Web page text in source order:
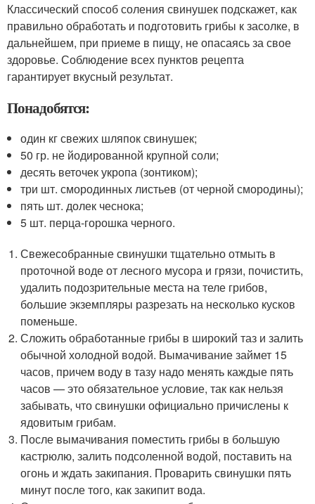
Классический способ соления свинушек подскажет, как
правильно обработать и подготовить грибы к засолке, в
дальнейшем, при приеме в пищу, не опасаясь за свое
здоровье. Соблюдение всех пунктов рецепта
гарантирует вкусный результат.
Понадобятся:
один кг свежих шляпок свинушек;
50 гр. не йодированной крупной соли;
десять веточек укропа (зонтиком);
три шт. смородинных листьев (от черной смородины);
пять шт. долек чеснока;
5 шт. перца-горошка черного.
Свежесобранные свинушки тщательно отмыть в
проточной воде от лесного мусора и грязи, почистить,
удалить подозрительные места на теле грибов,
большие экземпляры разрезать на несколько кусков
поменьше.
Сложить обработанные грибы в широкий таз и залить
обычной холодной водой. Вымачивание займет 15
часов, причем воду в тазу надо менять каждые пять
часов — это обязательное условие, так как нельзя
забывать, что свинушки официально причислены к
ядовитым грибам.
После вымачивания поместить грибы в большую
кастрюлю, залить подсоленной водой, поставить на
огонь и ждать закипания. Проварить свинушки пять
минут после того, как закипит вода.